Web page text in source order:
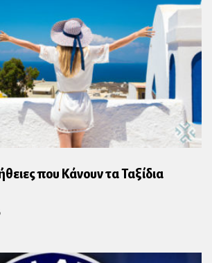
που Κάνουν τα Ταξίδια